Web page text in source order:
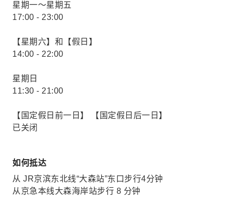
星期一～星期五
17:00 - 23:00
【星期六】和【假日】
14:00 - 22:00
星期日
11:30 - 21:00
【国定假日前一日】 【国定假日后一日】
已关闭
如何抵达
从 JR京滨东北线“大森站”东口步行4分钟
从京急本线大森海岸站步行 8​​ 分钟